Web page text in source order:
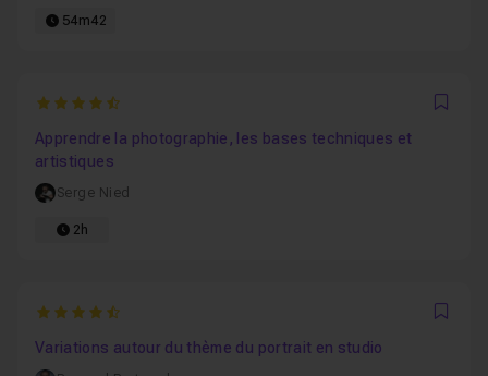
54m42
4.56
Apprendre la photographie, les bases techniques et
artistiques
Serge Nied
2h
4.8070175438596
Variations autour du thème du portrait en studio